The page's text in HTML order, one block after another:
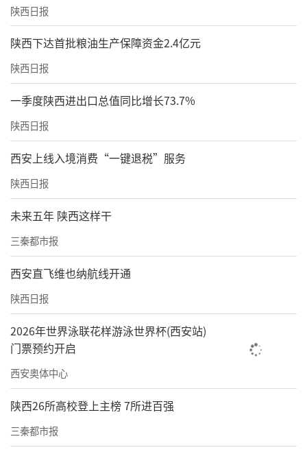
陕西日报
陕西下达首批粮油生产保障资金2.4亿元
陕西日报
一季度陕西进出口总值同比增长73.7%
陕西日报
西安上线入境消费“一键退税”服务
陕西日报
未来五年 陕西这样干
三秦都市报
西安直飞维也纳航线开通
陕西日报
2026年世界泳联花样游泳世界杯(西安站)
门票预约开启
西安奥体中心
陕西26所高校登上主榜 7所进百强
三秦都市报